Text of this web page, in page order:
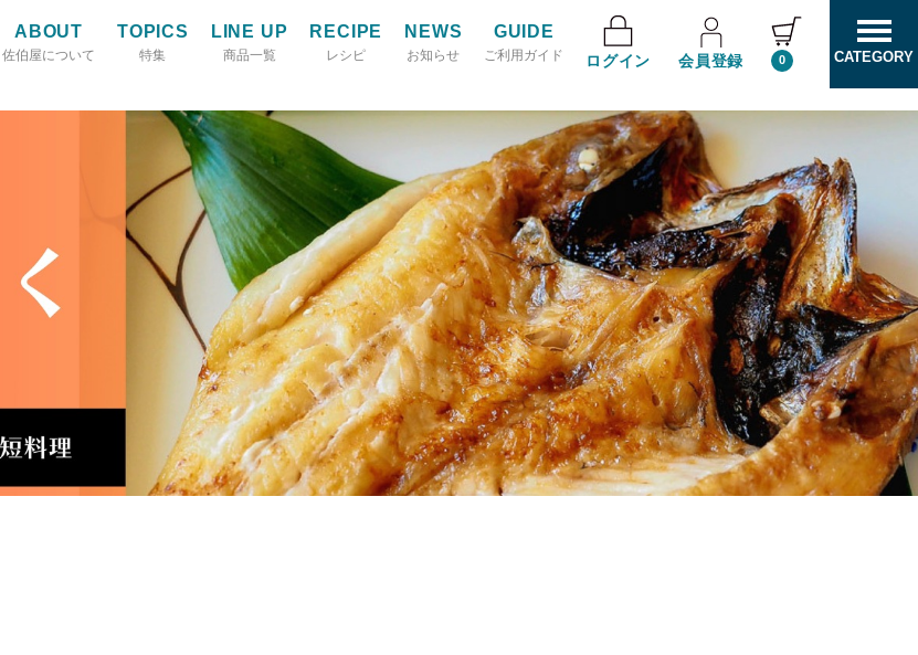
ABOUT
佐伯屋について
TOPICS
特集
LINE UP
商品一覧
RECIPE
レシピ
NEWS
お知らせ
GUIDE
ご利用ガイド ログイン 会員登録 0 CATEGORY